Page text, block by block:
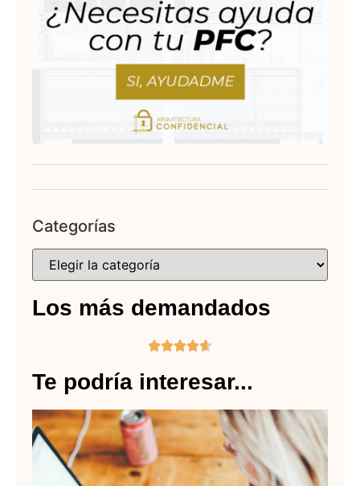
Categorías
Los más demandados

Te podría interesar...